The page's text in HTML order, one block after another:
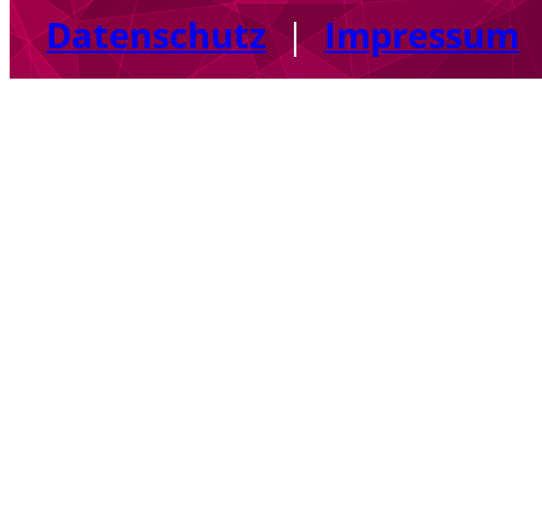
Datenschutz|Impressum